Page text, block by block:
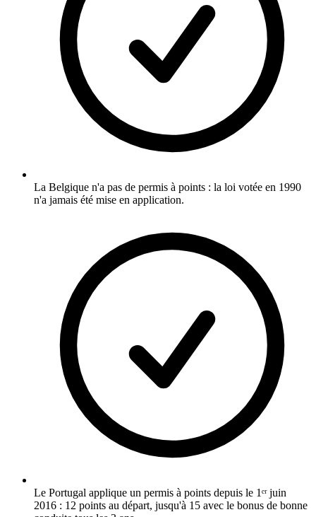
La Belgique n'a pas de permis à points : la loi votée en 1990
n'a jamais été mise en application.
Le Portugal applique un permis à points depuis le 1ᵉʳ juin
2016 : 12 points au départ, jusqu'à 15 avec le bonus de bonne